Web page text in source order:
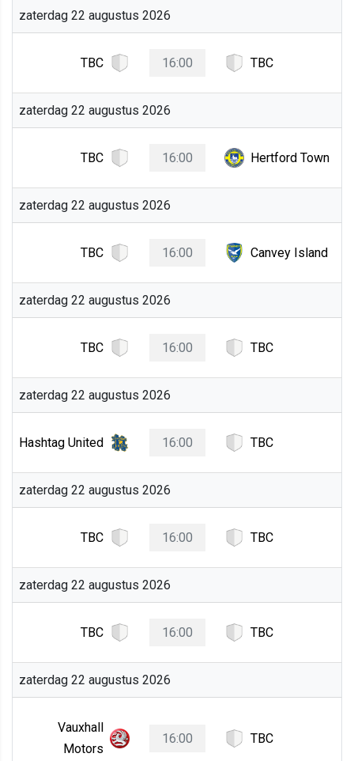
zaterdag 22 augustus 2026
TBC 16:00 TBC
zaterdag 22 augustus 2026
TBC 16:00 Hertford Town
zaterdag 22 augustus 2026
TBC 16:00 Canvey Island
zaterdag 22 augustus 2026
TBC 16:00 TBC
zaterdag 22 augustus 2026
Hashtag United 16:00 TBC
zaterdag 22 augustus 2026
TBC 16:00 TBC
zaterdag 22 augustus 2026
TBC 16:00 TBC
zaterdag 22 augustus 2026
Vauxhall
Motors
16:00 TBC